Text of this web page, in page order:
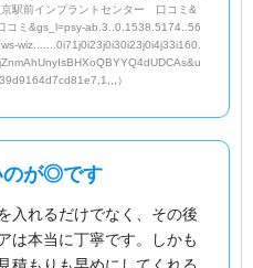
駅前インプラントセンター 口コミ&
コミ&gs_l=psy-ab.3..0.1538.5174..56
wiz.......0i71j0i23j0i30i23j0i4j33i160.
）
のが◎です
入れるだけでなく、その後
は本当に丁寧です。しかも
積もりも早めにしてくれる